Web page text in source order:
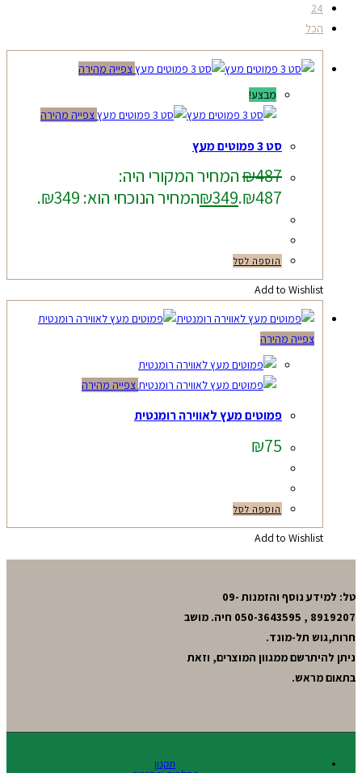
24
הכל
צפייה מהירה
מבצע!
צפייה מהירה
סט 3 פמוטים מעץ
₪487
המחיר המקורי היה:
₪487.
₪349 המחיר הנוכחי הוא: ₪349.
הוספה לסל
Add to Wishlist
צפייה מהירה
צפייה מהירה
פמוטים מעץ לאווירה רומנטית
₪75
הוספה לסל
Add to Wishlist
טל: למידע נוסף והזמנות 09-
8919207 , 050-3643595 חיה. מושב
חרות,גוש תל-מונד.
ניתן להיתרשם ממגוון המוצרים, וזאת
בתאום מראש.
תקנון